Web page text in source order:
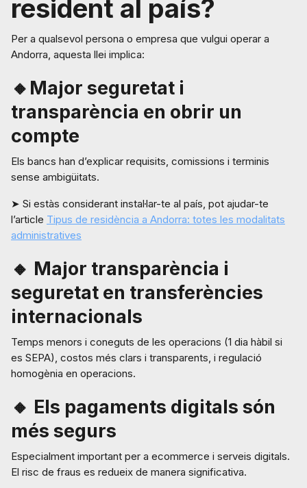
resident al país?
Per a qualsevol persona o empresa que vulgui operar a
Andorra, aquesta llei implica:
🔸Major seguretat i
transparència en obrir un
compte
Els bancs han d’explicar requisits, comissions i terminis
sense ambigüitats.
➤ Si estàs considerant instal·lar-te al país, pot ajudar-te
l’article Tipus de residència a Andorra: totes les modalitats
administratives
🔸 Major transparència i
seguretat en transferències
internacionals
Temps menors i coneguts de les operacions (1 dia hàbil si
es SEPA), costos més clars i transparents, i regulació
homogènia en operacions.
🔸 Els pagaments digitals són
més segurs
Especialment important per a ecommerce i serveis digitals.
El risc de fraus es redueix de manera significativa.